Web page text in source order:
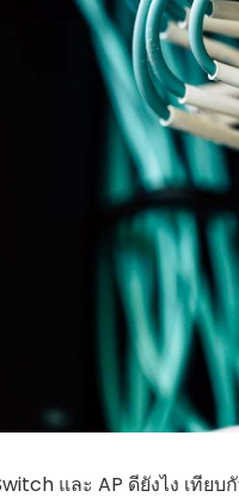
และ AP ดียังไง เทีย